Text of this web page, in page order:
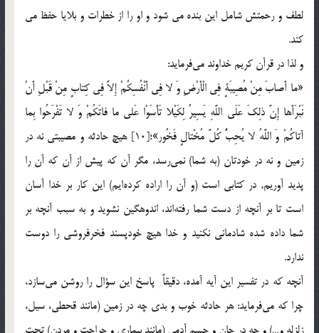
لطف و رحمتش شامل اين بنده مي شود و او را از خطرات و بلايا حفظ مي
کند.
و لذا در قرآن كريم خداوند مي‌فرمايد:
«ما أَصابَ مِنْ مُصِيبَةٍ فِي الْأَرْضِ وَ لا فِي أَنْفُسِكُمْ إِلاَّ فِي كِتابٍ مِنْ قَبْلِ أَنْ
نَبْرَأَها إِنَّ ذلِكَ عَلَى اللَّهِ يَسِيرٌ لِكَيْلا تَأْسَوْا عَلى ما فاتَكُمْ وَ لا تَفْرَحُوا بِما
آتاكُمْ وَ اللَّهُ لا يُحِبُّ كُلَّ مُخْتالٍ فَخُور»؛[10] هيچ حادثه و مصيبتي نه در
زمين و نه در خودتان (به شما) نمي‌رسد، مگر آن كه پيش از آن كه آن را
پديد آوريم, در كتابي است (و آن را اراده كرده‌ايم) اين كار بر خدا آسان
است تا بر آنچه از دست شما رفته‌اند، اندوهگين نشويد و به سبب‌ آنچه بر
شما داده شده شادماني نكنيد و خدا هيچ خودپسند فخرفروشي را دوست
ندارد.
آنچه كه در تفسير اين آيه آمده، ‌دقيقاً پاسخ اين سؤال را روشن مي‌سازد،
چرا كه مي‌فرمايد: هر حادثه خوب و بدي چه در زمين (مانند قحطي، سيل،